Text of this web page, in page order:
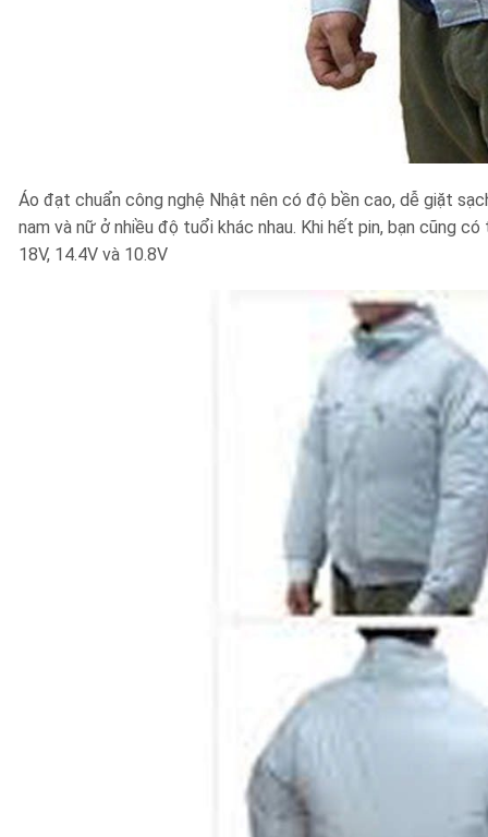
Áo đạt chuẩn công nghệ Nhật nên có độ bền cao, dễ giặt
nam và nữ ở nhiều độ tuổi khác nhau. Khi hết pin, bạn cũng
18V, 14.4V và 10.8V